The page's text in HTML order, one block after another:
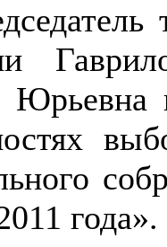
Юрьевна
года».